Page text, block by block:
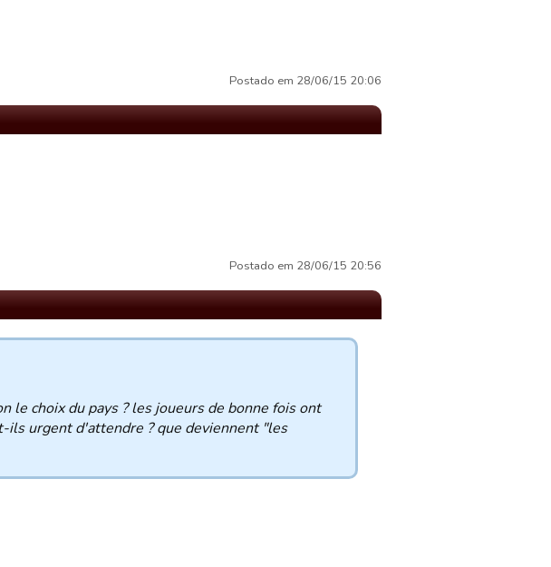
Postado em 28/06/15 20:06
Postado em 28/06/15 20:56
le choix du pays ? les joueurs de bonne fois ont
ils urgent d'attendre ? que deviennent "les